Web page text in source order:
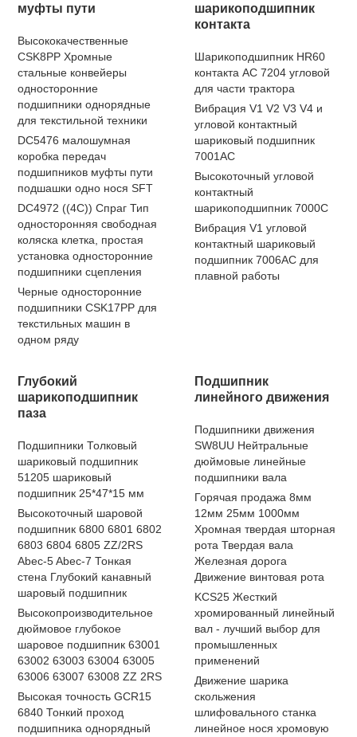
муфты пути
Высококачественные
CSK8PP Хромные
стальные конвейеры
односторонние
подшипники однорядные
для текстильной техники
DC5476 малошумная
коробка передач
подшипников муфты пути
подшашки одно нося SFT
DC4972 ((4C)) Спраг Тип
односторонняя свободная
коляска клетка, простая
установка односторонние
подшипники сцепления
Черные односторонние
подшипники CSK17PP для
текстильных машин в
одном ряду
шарикоподшипник
контакта
Шарикоподшипник HR60
контакта AC 7204 угловой
для части трактора
Вибрация V1 V2 V3 V4 и
угловой контактный
шариковый подшипник
7001AC
Высокоточный угловой
контактный
шарикоподшипник 7000C
Вибрация V1 угловой
контактный шариковый
подшипник 7006AC для
плавной работы
Глубокий
шарикоподшипник
паза
Подшипники Толковый
шариковый подшипник
51205 шариковый
подшипник 25*47*15 мм
Высокоточный шаровой
подшипник 6800 6801 6802
6803 6804 6805 ZZ/2RS
Abec-5 Abec-7 Тонкая
стена Глубокий канавный
шаровый подшипник
Высокопроизводительное
дюймовое глубокое
шаровое подшипник 63001
63002 63003 63004 63005
63006 63007 63008 ZZ 2RS
Высокая точность GCR15
6840 Тонкий проход
подшипника однорядный
Подшипник
линейного движения
Подшипники движения
SW8UU Нейтральные
дюймовые линейные
подшипники вала
Горячая продажа 8мм
12мм 25мм 1000мм
Хромная твердая шторная
рота Твердая вала
Железная дорога
Движение винтовая рота
KCS25 Жесткий
хромированный линейный
вал - лучший выбор для
промышленных
применений
Движение шарика
скольжения
шлифовального станка
линейное нося хромовую